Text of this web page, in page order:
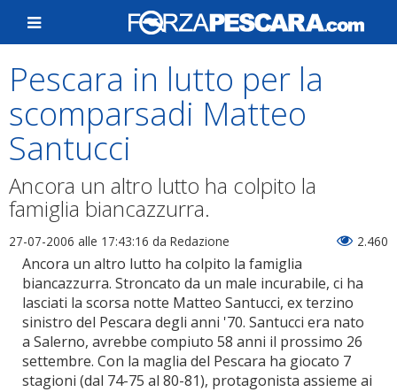
Pescara in lutto per la
scomparsadi Matteo
Santucci
Ancora un altro lutto ha colpito la
famiglia biancazzurra.
27-07-2006 alle 17:43:16 da Redazione 2.460
Ancora un altro lutto ha colpito la famiglia
biancazzurra. Stroncato da un male incurabile, ci ha
lasciati la scorsa notte Matteo Santucci, ex terzino
sinistro del Pescara degli anni '70. Santucci era nato
a Salerno, avrebbe compiuto 58 anni il prossimo 26
settembre. Con la maglia del Pescara ha giocato 7
stagioni (dal 74-75 al 80-81), protagonista assieme ai